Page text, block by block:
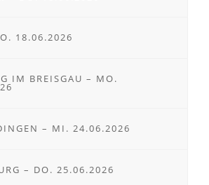
18.06.2026
IM BREISGAU – MO.
– MI. 24.06.2026
– DO. 25.06.2026